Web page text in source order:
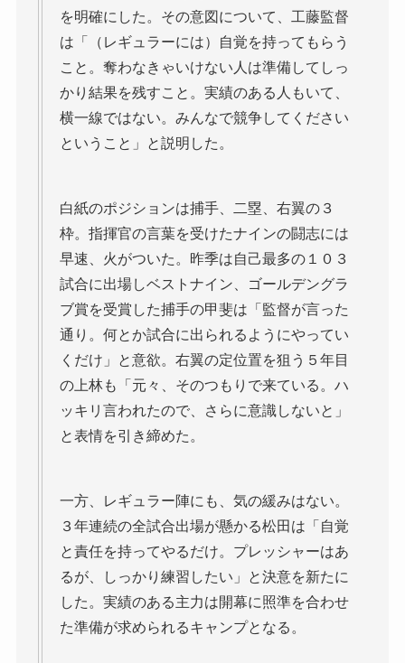
を明確にした。その意図について、工藤監督
は「（レギュラーには）自覚を持ってもらう
こと。奪わなきゃいけない人は準備してしっ
かり結果を残すこと。実績のある人もいて、
横一線ではない。みんなで競争してください
ということ」と説明した。
白紙のポジションは捕手、二塁、右翼の３
枠。指揮官の言葉を受けたナインの闘志には
早速、火がついた。昨季は自己最多の１０３
試合に出場しベストナイン、ゴールデングラ
ブ賞を受賞した捕手の甲斐は「監督が言った
通り。何とか試合に出られるようにやってい
くだけ」と意欲。右翼の定位置を狙う５年目
の上林も「元々、そのつもりで来ている。ハ
ッキリ言われたので、さらに意識しないと」
と表情を引き締めた。
一方、レギュラー陣にも、気の緩みはない。
３年連続の全試合出場が懸かる松田は「自覚
と責任を持ってやるだけ。プレッシャーはあ
るが、しっかり練習したい」と決意を新たに
した。実績のある主力は開幕に照準を合わせ
た準備が求められるキャンプとなる。